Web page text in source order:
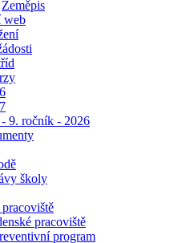
Zeměpis
web
9. ročník - 2026
školy
pracoviště
program